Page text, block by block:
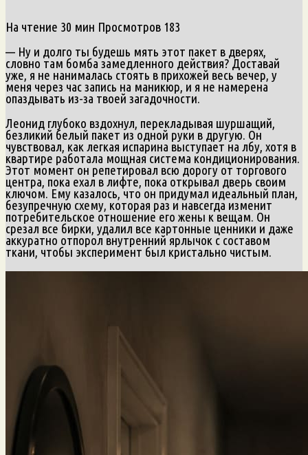
На чтение 30 мин Просмотров 183
— Ну и долго ты будешь мять этот пакет в дверях,
словно там бомба замедленного действия? Доставай
уже, я не нанималась стоять в прихожей весь вечер, у
меня через час запись на маникюр, и я не намерена
опаздывать из-за твоей загадочности.
Леонид глубоко вздохнул, перекладывая шуршащий,
безликий белый пакет из одной руки в другую. Он
чувствовал, как легкая испарина выступает на лбу, хотя в
квартире работала мощная система кондиционирования.
Этот момент он репетировал всю дорогу от торгового
центра, пока ехал в лифте, пока открывал дверь своим
ключом. Ему казалось, что он придумал идеальный план,
безупречную схему, которая раз и навсегда изменит
потребительское отношение его жены к вещам. Он
срезал все бирки, удалил все картонные ценники и даже
аккуратно отпорол внутренний ярлычок с составом
ткани, чтобы эксперимент был кристально чистым.